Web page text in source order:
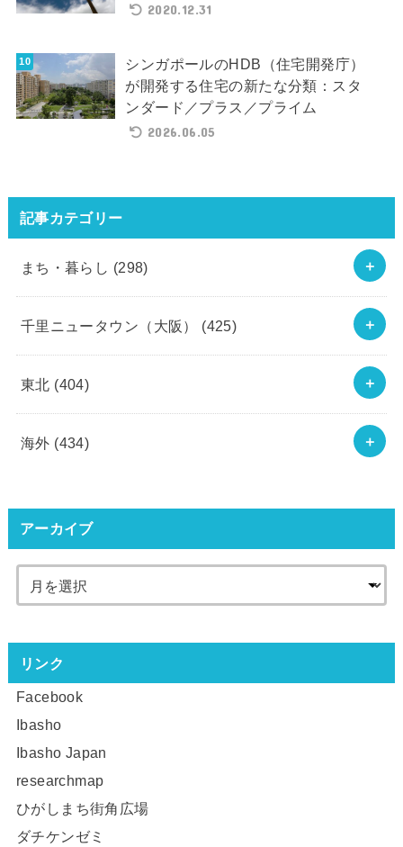
2020.12.31
シンガポールのHDB（住宅開発庁）
が開発する住宅の新たな分類：スタ
ンダード／プラス／プライム
2026.06.05
記事カテゴリー
まち・暮らし (298)
千里ニュータウン（大阪） (425)
東北 (404)
海外 (434)
アーカイブ
リンク
Facebook
Ibasho
Ibasho Japan
researchmap
ひがしまち街角広場
ダチケンゼミ